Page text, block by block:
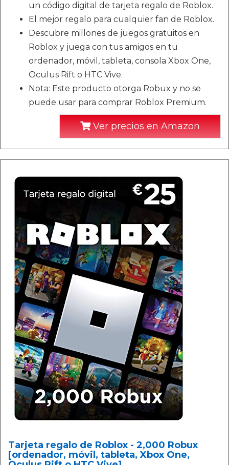
un código digital de tarjeta regalo de Roblox.
El mejor regalo para cualquier fan de Roblox.
Descubre millones de juegos gratuitos en
Roblox y juega con tus amigos en tu
ordenador, móvil, tableta, consola Xbox One,
Oculus Rift o HTC Vive.
Nota: Este producto otorga Robux y no se
puede usar para comprar Roblox Premium.
Ver precios en Amazon
Tarjeta regalo de Roblox - 2,000 Robux
[ordenador, móvil, tableta, Xbox One,